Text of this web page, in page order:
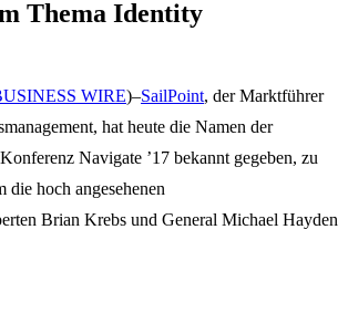
Thema Identity
WIRE)–SailPoint, der Marktführer
hat heute die Namen der
Navigate ’17 bekannt gegeben, zu
die hoch angesehenen
Brian Krebs und General Michael Hayden